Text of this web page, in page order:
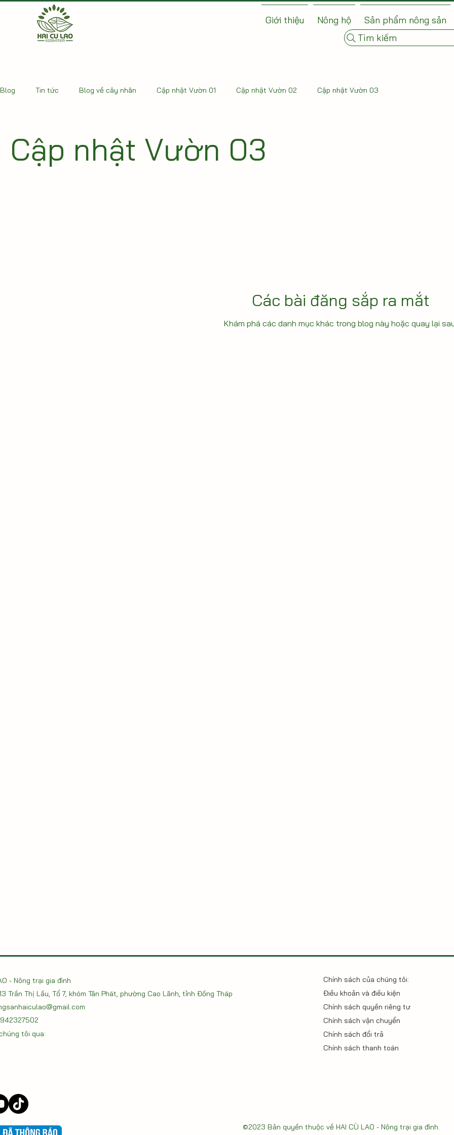
Giới thiệu Nông hộ
Sản phẩm nông sản
Tìm kiếm
Blog Tin tức Blog về cây nhãn Cập nhật Vườn 01 Cập nhật Vườn 02 Cập nhật Vườn 03
Cập nhật Vườn 03
Các bài đăng sắp ra mắt
Khám phá các danh mục khác trong blog này hoặc quay lại
- Nông trại gia đình
Trần Thị Lầu, Tổ 7, khóm Tân Phát, phường Cao Lãnh, tỉnh Đồng Tháp
tôi qua:
Điều khoản và điều kiện
Chính sách quyền riêng tư
Chính sách vận chuyển
Chính sách đổi trả
Chính sách thanh toán
Chính sách của chúng tôi:
©2023 Bản quyền thuộc về HAI CÙ LAO - Nông trại gia đình.